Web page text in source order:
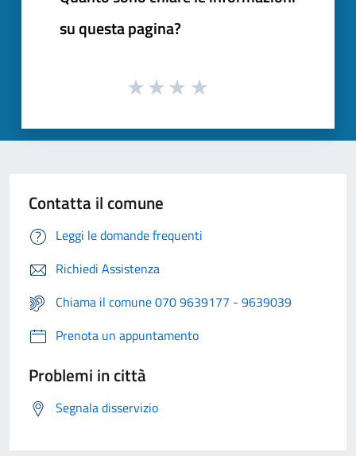
su questa pagina?
Contatta il comune
Leggi le domande frequenti
Richiedi Assistenza
Chiama il comune 070 9639177 - 9639039
Prenota un appuntamento
Problemi in città
Segnala disservizio